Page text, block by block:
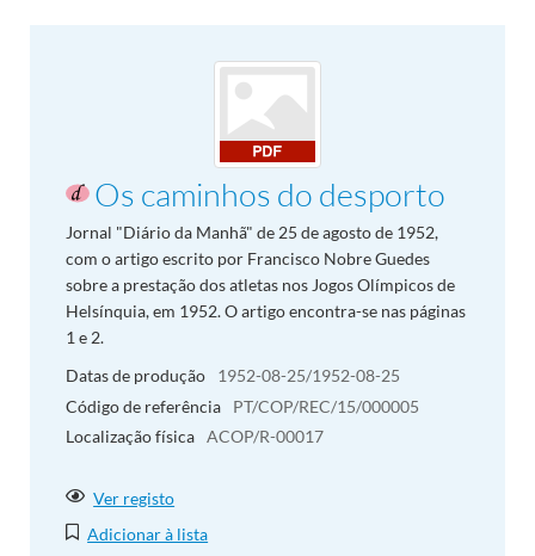
Os caminhos do desporto
Jornal "Diário da Manhã" de 25 de agosto de 1952,
com o artigo escrito por Francisco Nobre Guedes
sobre a prestação dos atletas nos Jogos Olímpicos de
Helsínquia, em 1952. O artigo encontra-se nas páginas
1 e 2.
Datas de produção
1952-08-25/1952-08-25
Código de referência
PT/COP/REC/15/000005
Localização física ACOP/R-00017
Ver registo
Adicionar à lista